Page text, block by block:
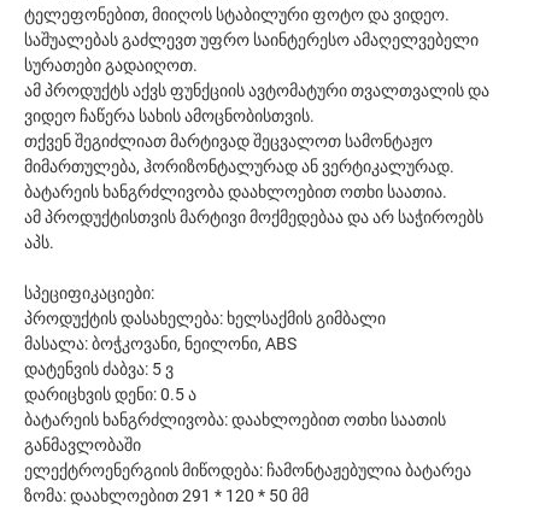
ტელეფონებით, მიიღოს სტაბილური ფოტო და ვიდეო.
საშუალებას გაძლევთ უფრო საინტერესო ამაღელვებელი
სურათები გადაიღოთ.
ამ პროდუქტს აქვს ფუნქციის ავტომატური თვალთვალის და
ვიდეო ჩაწერა სახის ამოცნობისთვის.
თქვენ შეგიძლიათ მარტივად შეცვალოთ სამონტაჟო
მიმართულება, ჰორიზონტალურად ან ვერტიკალურად.
ბატარეის ხანგრძლივობა დაახლოებით ოთხი საათია.
ამ პროდუქტისთვის მარტივი მოქმედებაა და არ საჭიროებს
აპს.
სპეციფიკაციები:
პროდუქტის დასახელება: ხელსაქმის გიმბალი
მასალა: ბოჭკოვანი, ნეილონი, ABS
დატენვის ძაბვა: 5 ვ
დარიცხვის დენი: 0.5 ა
ბატარეის ხანგრძლივობა: დაახლოებით ოთხი საათის
განმავლობაში
ელექტროენერგიის მიწოდება: ჩამონტაჟებულია ბატარეა
ზომა: დაახლოებით 291 * 120 * 50 მმ